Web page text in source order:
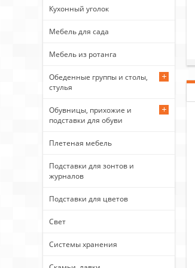
Кухонный уголок
Мебель для сада
Мебель из ротанга
Обеденные группы и столы,
стулья
Обувницы, прихожие и
подставки для обуви
Плетеная мебель
Подставки для зонтов и
журналов
Подставки для цветов
Свет
Системы хранения